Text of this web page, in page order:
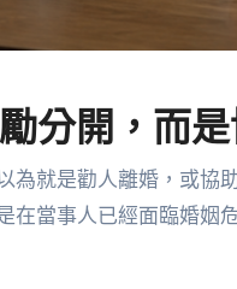
分開，而
為就是勸人離婚，或協
在當事人已經面臨婚姻